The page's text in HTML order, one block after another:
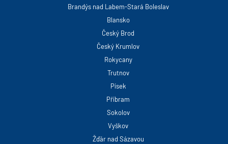
Brandýs nad Labem-Stará Boleslav
Blansko
Český Brod
Český Krumlov
Rokycany
Trutnov
Písek
Příbram
Sokolov
Vyškov
Žďár nad Sázavou